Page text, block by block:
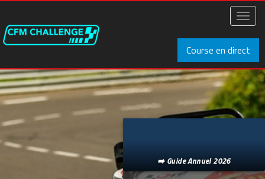
Aller
principal
Course en direct
➡️ Guide Annuel 2026